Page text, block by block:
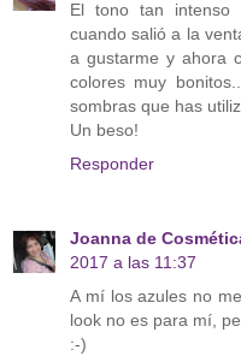
El tono tan intenso
cuando salió a la
a gustarme y ahora
colores muy
sombras que has
Un beso!
Responder
Joanna de
2017 a las 11:37
A mí los azules no
look no es para mí,
:-)